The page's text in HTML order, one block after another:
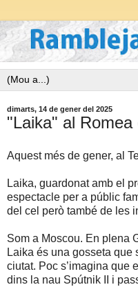
dimarts, 14 de gener del 2025
"Laika" al
Aquest més de gener, al
Laika, guardonat amb el
espectacle per a públic
del cel però també de les
Som a Moscou. En plena
Laika és una gosseta
ciutat. Poc s’imagina que
dins la nau Spútnik II i